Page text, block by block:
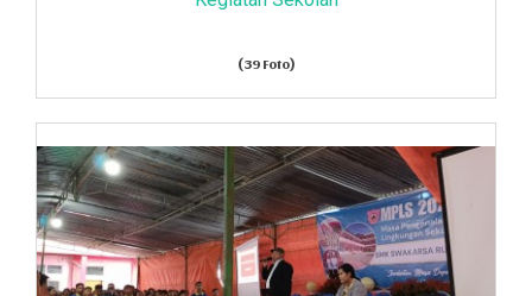
(39 Foto)